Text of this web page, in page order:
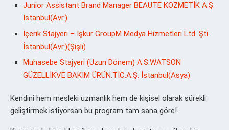
Junior Assistant Brand Manager BEAUTE KOZMETİK A.Ş.
İstanbul(Avr.)
Içerik Stajyeri – Işkur GroupM Medya Hizmetleri Ltd. Şti.
İstanbul(Avr.)(Şişli)
Muhasebe Stajyeri (Uzun Dönem) A.S.WATSON
GÜZELLİKVE BAKIM ÜRÜN.TİC.A.Ş. İstanbul(Asya)
Kendini hem mesleki uzmanlık hem de kişisel olarak sürekli
geliştirmek istiyorsan bu program tam sana göre!